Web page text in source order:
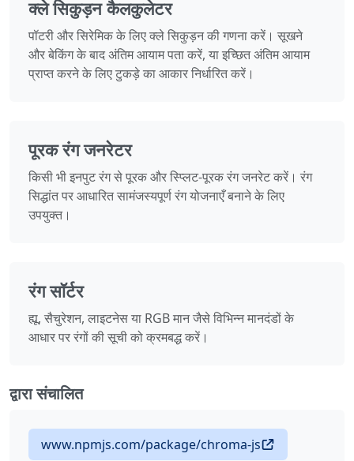
क्ले सिकुड़न कैलकुलेटर
पॉटरी और सिरेमिक के लिए क्ले सिकुड़न की गणना करें। सूखने
और बेकिंग के बाद अंतिम आयाम पता करें, या इच्छित अंतिम आयाम
प्राप्त करने के लिए टुकड़े का आकार निर्धारित करें।
पूरक रंग जनरेटर
किसी भी इनपुट रंग से पूरक और स्प्लिट-पूरक रंग जनरेट करें। रंग
सिद्धांत पर आधारित सामंजस्यपूर्ण रंग योजनाएँ बनाने के लिए
उपयुक्त।
रंग सॉर्टर
ह्यू, सैचुरेशन, लाइटनेस या RGB मान जैसे विभिन्न मानदंडों के
आधार पर रंगों की सूची को क्रमबद्ध करें।
द्वारा संचालित
www.npmjs.com/package/chroma-js